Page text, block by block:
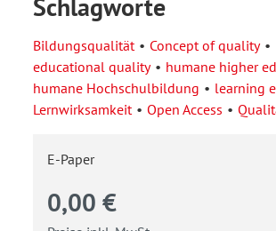
Bildungsqualität
Concept of quality
educational quality
humane higher
humane Hochschulbildung
learning
Lernwirksamkeit
Open Access
E-Paper
0,00 €